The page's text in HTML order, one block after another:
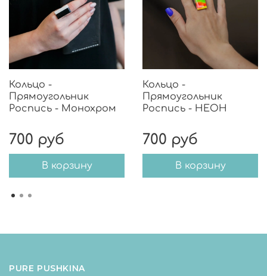
Кольцо -
Прямоугольник
Роспись - Монохром
700 руб
В корзину
Кольцо -
Прямоугольник
Роспись - НЕОН
700 руб
В корзину
PURE PUSHKINA